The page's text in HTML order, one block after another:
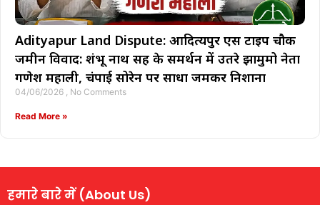
Adityapur Land Dispute: आदित्यपुर एस टाइप चौक
जमीन विवाद: शंभू नाथ सिंह के समर्थन में उतरे झामुमो नेता
गणेश महाली, चंपाई सोरेन पर साधा जमकर निशाना
04/06/2026 No Comments
Read More »
हमारे बारे में (About Us)